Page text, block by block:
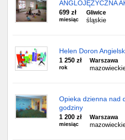
ANGLOJĘZYCZNA
699 zł
miesiąc
Gliwice
śląskie
Helen Doron
1 250 zł
rok
Warszawa
Opieka dzienna nad
godziny
1 200 zł
miesiąc
Warszawa